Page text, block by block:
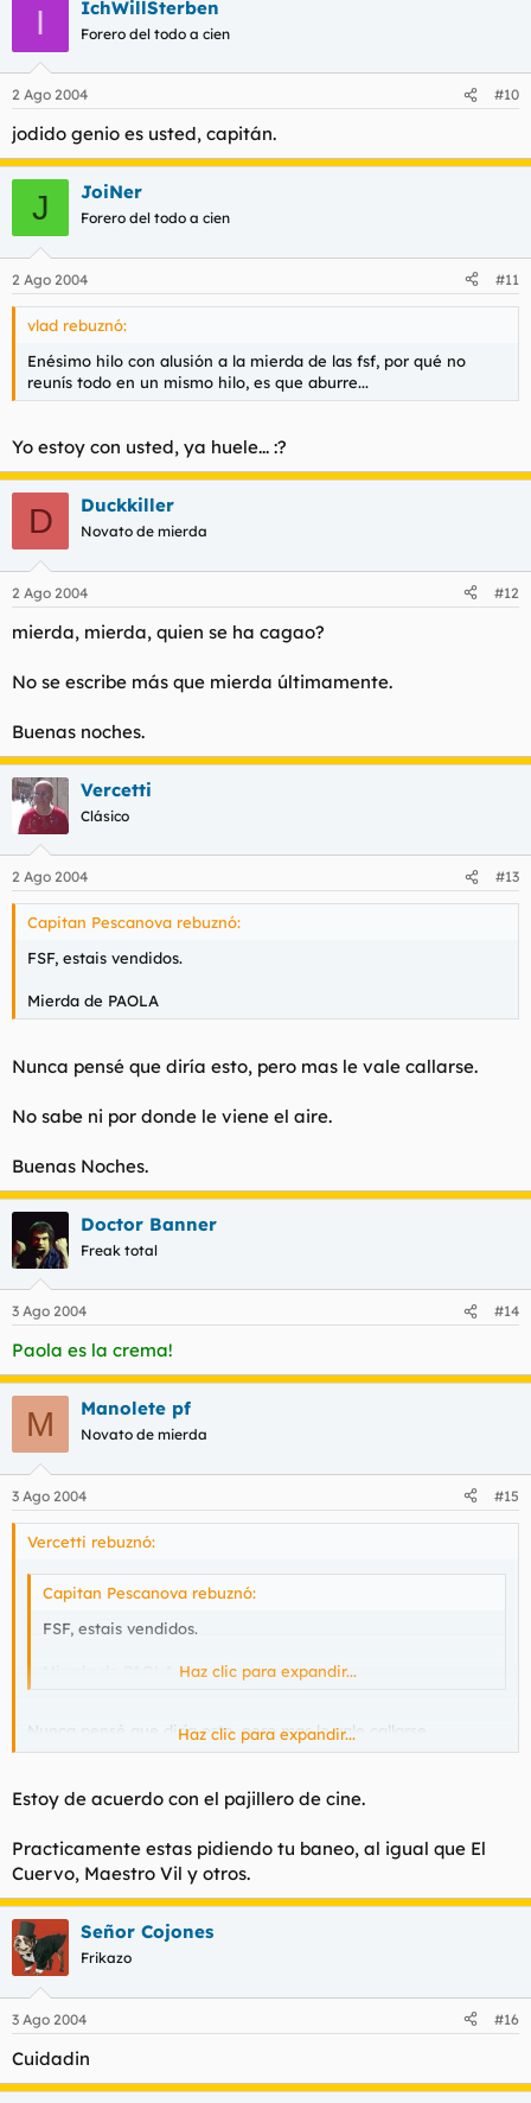
I IchWillSterben
Forero del todo a cien
2 Ago 2004 #10
jodido genio es usted, capitán.
J JoiNer
Forero del todo a cien
2 Ago 2004 #11
vlad rebuznó:
Enésimo hilo con alusión a la mierda de las fsf, por qué no
reunís todo en un mismo hilo, es que aburre...
Yo estoy con usted, ya huele... :?
D Duckkiller
Novato de mierda
2 Ago 2004 #12
mierda, mierda, quien se ha cagao?
No se escribe más que mierda últimamente.
Buenas noches.
Vercetti
Clásico
2 Ago 2004 #13
Capitan Pescanova rebuznó:
FSF, estais vendidos.
Mierda de PAOLA
Nunca pensé que diría esto, pero mas le vale callarse.
No sabe ni por donde le viene el aire.
Buenas Noches.
Doctor Banner
Freak total
3 Ago 2004 #14
Paola es la crema!
M Manolete pf
Novato de mierda
3 Ago 2004 #15
Vercetti rebuznó:
Capitan Pescanova rebuznó:
FSF, estais vendidos.
Haz clic para expandir...
Nunca pensé que diría esto, pero mas le vale callarse.
Buenas Noches.
Haz clic para expandir...
Estoy de acuerdo con el pajillero de cine.
Practicamente estas pidiendo tu baneo, al igual que El
Cuervo, Maestro Vil y otros.
Señor Cojones
Frikazo
3 Ago 2004 #16
Cuidadin